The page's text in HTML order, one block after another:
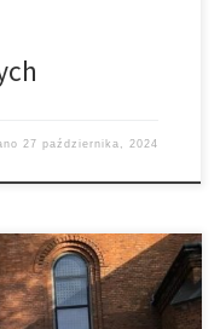
27 października, 2024